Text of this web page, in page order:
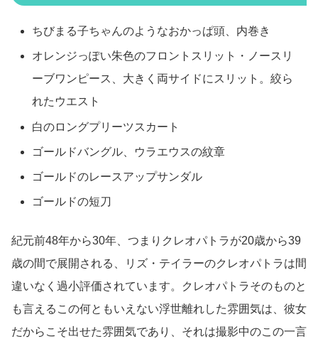
ちびまる子ちゃんのようなおかっぱ頭、内巻き
オレンジっぽい朱色のフロントスリット・ノースリ
ーブワンピース、大きく両サイドにスリット。絞ら
れたウエスト
白のロングプリーツスカート
ゴールドバングル、ウラエウスの紋章
ゴールドのレースアップサンダル
ゴールドの短刀
紀元前48年から30年、つまりクレオパトラが20歳から39
歳の間で展開される、リズ・テイラーのクレオパトラは間
違いなく過小評価されています。クレオパトラそのものと
も言えるこの何ともいえない浮世離れした雰囲気は、彼女
だからこそ出せた雰囲気であり、それは撮影中のこの一言